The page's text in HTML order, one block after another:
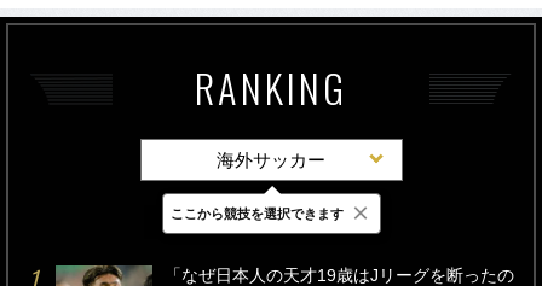
RANKING
海外サッカー
最新 24時間 週間
「なぜ日本人の天才19歳はJリーグを断ったの
ここから競技を選択できます ×